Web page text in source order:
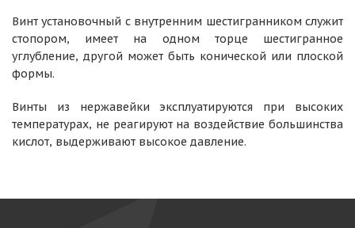
Винт установочный с внутренним шестигранником служит
стопором, имеет на одном торце шестигранное
углубление, другой может быть конической или плоской
формы.
Винты из нержавейки эксплуатируются при высоких
температурах, не реагируют на воздействие большинства
кислот, выдерживают высокое давление.